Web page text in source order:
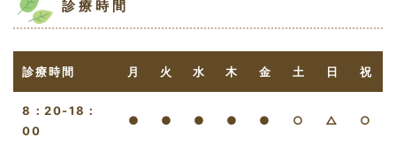
診療時間
診療時間 月 火 水 木 金 土 日 祝
8：20-18：
00
● ● ● ● ● ○ △ ○